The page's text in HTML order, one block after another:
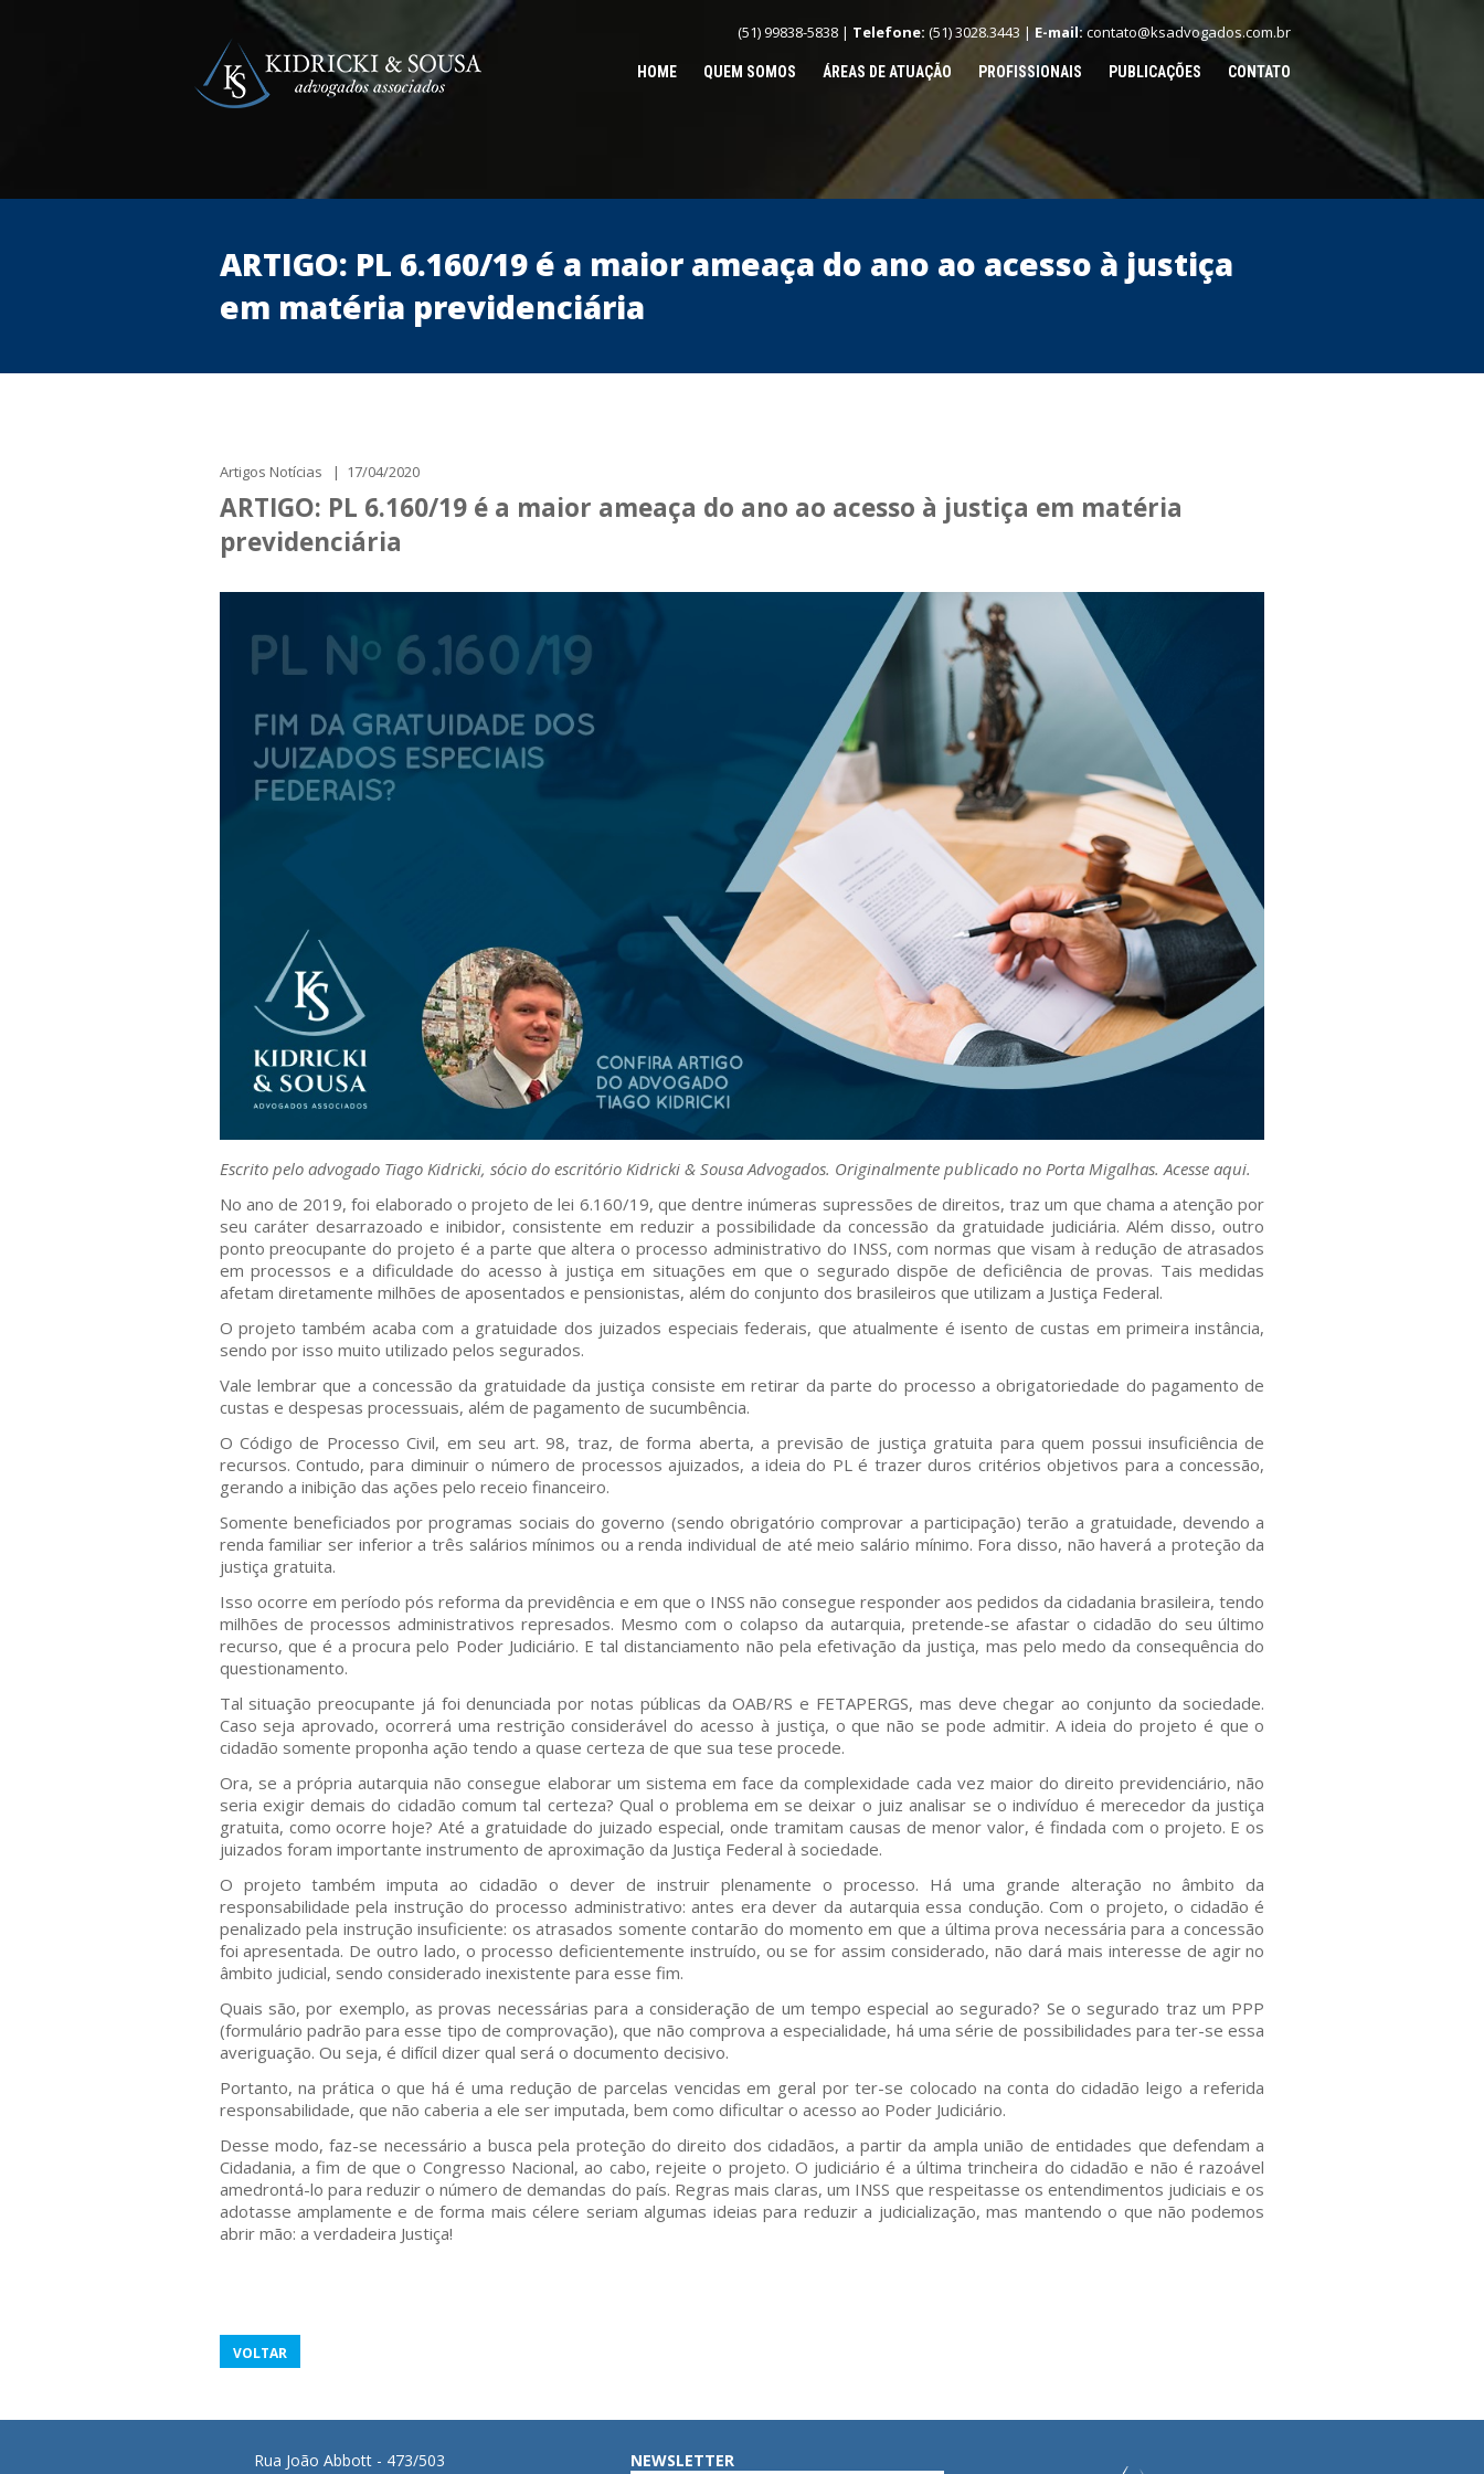
(51) 99838-5838 | Telefone: (51) 3028.3443 |E-mail:contato@ksadvogados.com.br
HOME QUEM SOMOS ÁREAS DE ATUAÇÃO PROFISSIONAIS PUBLICAÇÕES CONTATO
ARTIGO: PL 6.160/19 é a maior ameaça do ano ao acesso à justiça
em matéria previdenciária
Artigos Notícias | 17/04/2020
ARTIGO: PL 6.160/19 é a maior ameaça do ano ao acesso à justiça em matéria
previdenciária
Escrito pelo advogado Tiago Kidricki, sócio do escritório Kidricki & Sousa Advogados. Originalmente publicado no Porta Migalhas. Acesse aqui.
No ano de 2019, foi elaborado o projeto de lei 6.160/19, que dentre inúmeras supressões de direitos, traz um que chama a atenção por
seu caráter desarrazoado e inibidor, consistente em reduzir a possibilidade da concessão da gratuidade judiciária. Além disso, outro
ponto preocupante do projeto é a parte que altera o processo administrativo do INSS, com normas que visam à redução de atrasados
em processos e a dificuldade do acesso à justiça em situações em que o segurado dispõe de deficiência de provas. Tais medidas
afetam diretamente milhões de aposentados e pensionistas, além do conjunto dos brasileiros que utilizam a Justiça Federal.
O projeto também acaba com a gratuidade dos juizados especiais federais, que atualmente é isento de custas em primeira instância,
sendo por isso muito utilizado pelos segurados.
Vale lembrar que a concessão da gratuidade da justiça consiste em retirar da parte do processo a obrigatoriedade do pagamento de
custas e despesas processuais, além de pagamento de sucumbência.
O Código de Processo Civil, em seu art. 98, traz, de forma aberta, a previsão de justiça gratuita para quem possui insuficiência de
recursos. Contudo, para diminuir o número de processos ajuizados, a ideia do PL é trazer duros critérios objetivos para a concessão,
gerando a inibição das ações pelo receio financeiro.
Somente beneficiados por programas sociais do governo (sendo obrigatório comprovar a participação) terão a gratuidade, devendo a
renda familiar ser inferior a três salários mínimos ou a renda individual de até meio salário mínimo. Fora disso, não haverá a proteção da
justiça gratuita.
Isso ocorre em período pós reforma da previdência e em que o INSS não consegue responder aos pedidos da cidadania brasileira, tendo
milhões de processos administrativos represados. Mesmo com o colapso da autarquia, pretende-se afastar o cidadão do seu último
recurso, que é a procura pelo Poder Judiciário. E tal distanciamento não pela efetivação da justiça, mas pelo medo da consequência do
questionamento.
Tal situação preocupante já foi denunciada por notas públicas da OAB/RS e FETAPERGS, mas deve chegar ao conjunto da sociedade.
Caso seja aprovado, ocorrerá uma restrição considerável do acesso à justiça, o que não se pode admitir. A ideia do projeto é que o
cidadão somente proponha ação tendo a quase certeza de que sua tese procede.
Ora, se a própria autarquia não consegue elaborar um sistema em face da complexidade cada vez maior do direito previdenciário, não
seria exigir demais do cidadão comum tal certeza? Qual o problema em se deixar o juiz analisar se o indivíduo é merecedor da justiça
gratuita, como ocorre hoje? Até a gratuidade do juizado especial, onde tramitam causas de menor valor, é findada com o projeto. E os
juizados foram importante instrumento de aproximação da Justiça Federal à sociedade.
O projeto também imputa ao cidadão o dever de instruir plenamente o processo. Há uma grande alteração no âmbito da
responsabilidade pela instrução do processo administrativo: antes era dever da autarquia essa condução. Com o projeto, o cidadão é
penalizado pela instrução insuficiente: os atrasados somente contarão do momento em que a última prova necessária para a concessão
foi apresentada. De outro lado, o processo deficientemente instruído, ou se for assim considerado, não dará mais interesse de agir no
âmbito judicial, sendo considerado inexistente para esse fim.
Quais são, por exemplo, as provas necessárias para a consideração de um tempo especial ao segurado? Se o segurado traz um PPP
(formulário padrão para esse tipo de comprovação), que não comprova a especialidade, há uma série de possibilidades para ter-se essa
averiguação. Ou seja, é difícil dizer qual será o documento decisivo.
Portanto, na prática o que há é uma redução de parcelas vencidas em geral por ter-se colocado na conta do cidadão leigo a referida
responsabilidade, que não caberia a ele ser imputada, bem como dificultar o acesso ao Poder Judiciário.
Desse modo, faz-se necessário a busca pela proteção do direito dos cidadãos, a partir da ampla união de entidades que defendam a
Cidadania, a fim de que o Congresso Nacional, ao cabo, rejeite o projeto. O judiciário é a última trincheira do cidadão e não é razoável
amedrontá-lo para reduzir o número de demandas do país. Regras mais claras, um INSS que respeitasse os entendimentos judiciais e os
adotasse amplamente e de forma mais célere seriam algumas ideias para reduzir a judicialização, mas mantendo o que não podemos
abrir mão: a verdadeira Justiça!
VOLTAR
Rua João Abbott - 473/503
NEWSLETTER